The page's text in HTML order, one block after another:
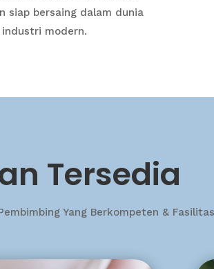
siap bersaing dalam dunia
industri modern.
Tersedia
Yang Berkompeten &